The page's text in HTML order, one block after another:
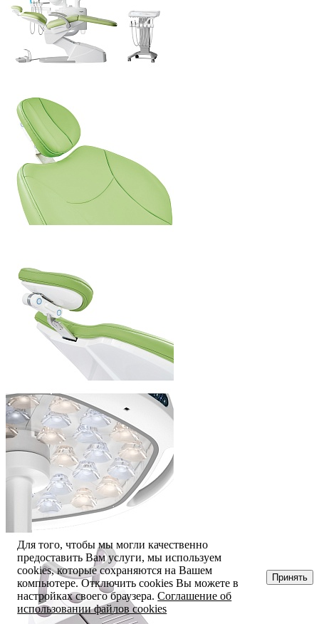
Для того, чтобы мы могли качественно
предоставить Вам услуги, мы используем
cookies, которые сохраняются на Вашем
компьютере. Отключить cookies Вы можете в
настройках своего браузера.Соглашение об
использовании файлов cookies
Принять